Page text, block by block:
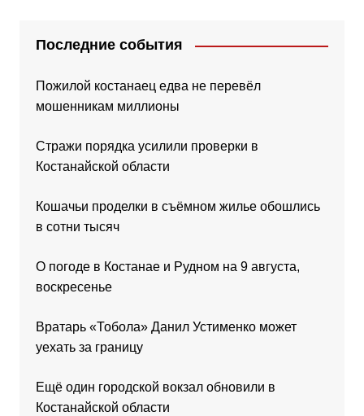
Последние события
Пожилой костанаец едва не перевёл
мошенникам миллионы
Стражи порядка усилили проверки в
Костанайской области
Кошачьи проделки в съёмном жилье обошлись
в сотни тысяч
О погоде в Костанае и Рудном на 9 августа,
воскресенье
Вратарь «Тобола» Данил Устименко может
уехать за границу
Ещё один городской вокзал обновили в
Костанайской области